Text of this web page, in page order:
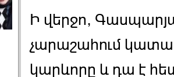
Ի վերջո,
չարաշահում
կարևորը և դա է